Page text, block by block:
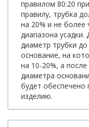
правилом 80:20
правилу, трубка
на 20% и не более
диапазона усадки.
диаметр трубки
основание, на
на 10-20%, а
диаметра
будет обеспечено
изделию.